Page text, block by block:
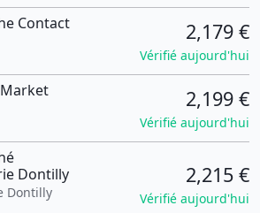
Contact 2,179 €
Vérifié aujourd'hui
2,199 €
Vérifié aujourd'hui
Dontilly
Dontilly
2,215 €
Vérifié aujourd'hui